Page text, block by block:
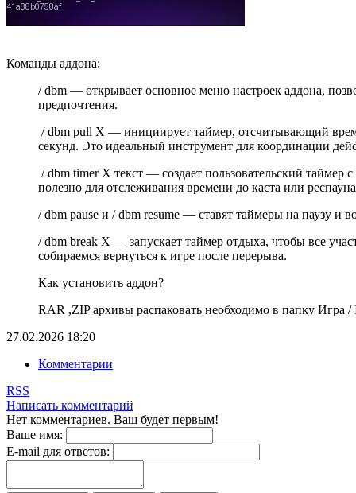
Команды аддона:
/ dbm — открывает основное меню настроек аддона,
предпочтения.
/ dbm pull X — инициирует таймер, отсчитывающий
секунд. Это идеальный инструмент для координации
/ dbm timer X текст — создает пользовательский таймер
полезно для отслеживания времени до каста или
/ dbm pause и / dbm resume — ставят таймеры на паузу и
/ dbm break X — запускает таймер отдыха, чтобы все
собираемся вернуться к игре после перерыва.
Как установить аддон?
RAR ,ZIP архивы распаковать необходимо в папку Игра /
27.02.2026 18:20
Комментарии
RSS
Написать комментарий
Нет комментариев. Ваш будет первым!
Ваше имя:
E-mail для ответов: